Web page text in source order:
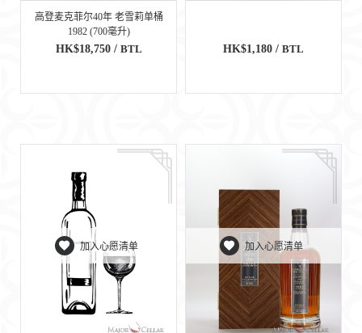
高登麦克菲尔40年 老雪莉单桶
1982 (700毫升)
HK$18,750 / BTL HK$1,180 / BTL
加入心愿清单 加入心愿清单